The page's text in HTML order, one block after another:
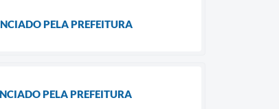
PELA PREFEITURA
PELA PREFEITURA